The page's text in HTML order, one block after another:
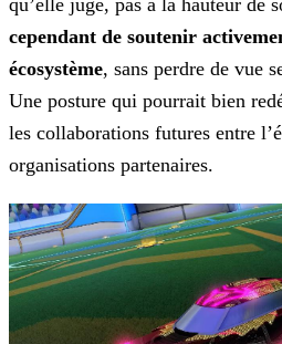
qu’elle juge, pas à la hauteur de
cependant de soutenir
écosystème, sans perdre de vue
Une posture qui pourrait bien
les collaborations futures entre
organisations partenaires.